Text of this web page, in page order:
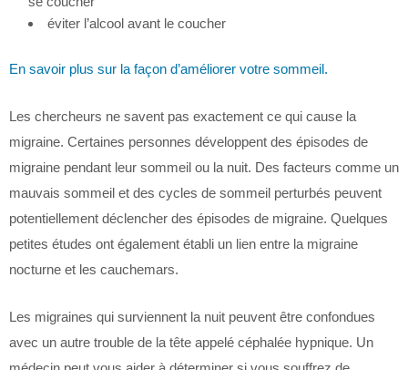
éviter l’alcool avant le coucher
En savoir plus sur la façon d’améliorer votre sommeil.
Les chercheurs ne savent pas exactement ce qui cause la
migraine. Certaines personnes développent des épisodes de
migraine pendant leur sommeil ou la nuit. Des facteurs comme un
mauvais sommeil et des cycles de sommeil perturbés peuvent
potentiellement déclencher des épisodes de migraine. Quelques
petites études ont également établi un lien entre la migraine
nocturne et les cauchemars.
Les migraines qui surviennent la nuit peuvent être confondues
avec un autre trouble de la tête appelé céphalée hypnique. Un